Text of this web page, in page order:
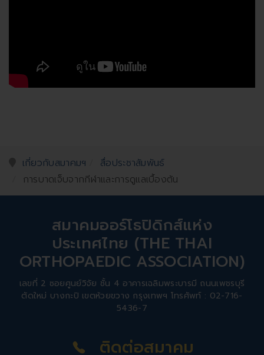
เกี่ยวกับสมาคมฯ
สื่อประชาสัมพันธ์
การบาดเจ็บจากกีฬาและการดูแลเบื้องต้น
สมาคมออร์โธปิดิกส์แห่ง
ประเทศไทย (THE THAI
ORTHOPAEDIC ASSOCIATION)
เลขที่ 2 ซอยศูนย์วิจัย ชั้น 4 อาคารเฉลิมพระบารมี ถนนเพชรบุรี
ตัดใหม่ บางกะปิ เขตห้วยขวาง กรุงเทพฯ โทรศัพท์ : 02-716-
5436-7
ติดต่อสมาคม